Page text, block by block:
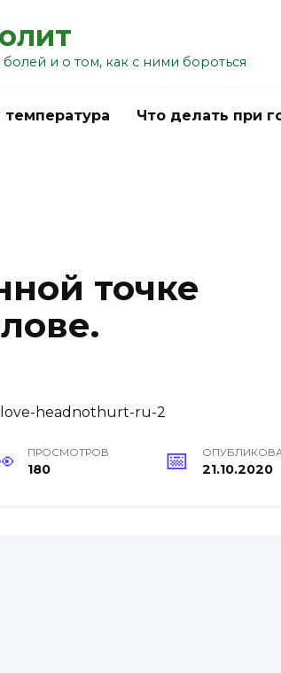
и о том, как с ними бороться
температура Что делать при
точке
ПРОСМОТРОВ
180 21.10.2020